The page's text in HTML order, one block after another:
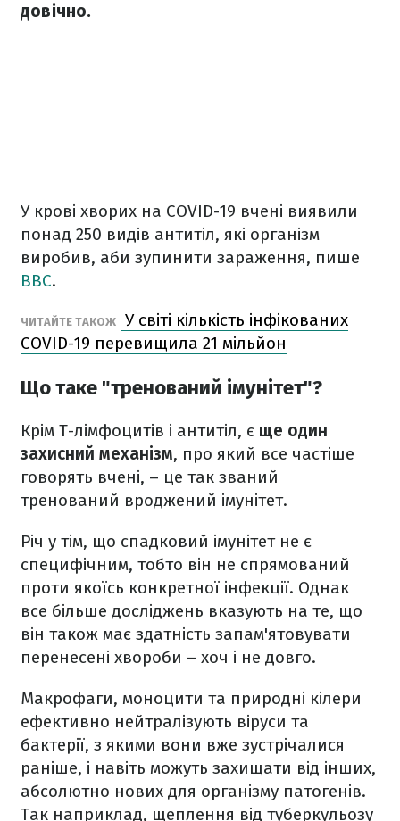
довічно.
У крові хворих на COVID-19 вчені виявили
понад 250 видів антитіл, які організм
виробив, аби зупинити зараження, пише
BBC.
ЧИТАЙТЕ ТАКОЖ
У світі кількість інфікованих
COVID-19 перевищила 21 мільйон
Що таке "тренований імунітет"?
Крім Т-лімфоцитів і антитіл, є ще один
захисний механізм, про який все частіше
говорять вчені, – це так званий
тренований вроджений імунітет.
Річ у тім, що спадковий імунітет не є
специфічним, тобто він не спрямований
проти якоїсь конкретної інфекції. Однак
все більше досліджень вказують на те, що
він також має здатність запам'ятовувати
перенесені хвороби – хоч і не довго.
Макрофаги, моноцити та природні кілери
ефективно нейтралізують віруси та
бактерії, з якими вони вже зустрічалися
раніше, і навіть можуть захищати від інших,
абсолютно нових для організму патогенів.
Так наприклад, щеплення від туберкульозу